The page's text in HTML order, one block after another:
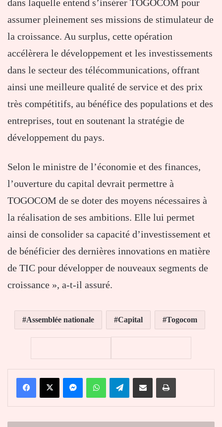
dans laquelle entend s’insérer TOGOCOM pour
assumer pleinement ses missions de stimulateur de
la croissance. Au surplus, cette opération
accélèrera le développement et les investissements
dans le secteur des télécommunications, offrant
ainsi une meilleure qualité de service et des prix
très compétitifs, au bénéfice des populations et des
entreprises, tout en soutenant la stratégie de
développement du pays.
Selon le ministre de l’économie et des finances,
l’ouverture du capital devrait permettre à
TOGOCOM de se doter des moyens nécessaires à
la réalisation de ses ambitions. Elle lui permet
ainsi de consolider sa capacité d’investissement et
de bénéficier des dernières innovations en matière
de TIC pour développer de nouveaux segments de
croissance », a-t-il assuré.
Assemblée nationale Capital Togocom
FacebookX MessengerWhatsAppTelegramPartager par email Imprimer